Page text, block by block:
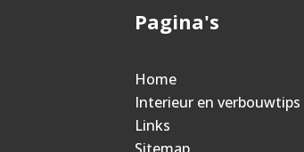
Pagina's
Home
Interieur en verbouwtips
Links